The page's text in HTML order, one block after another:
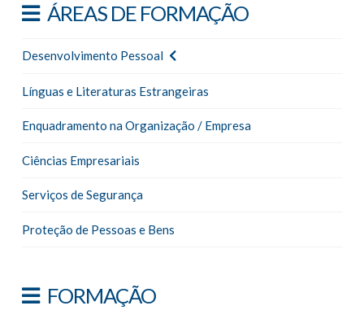
ÁREAS DE FORMAÇÃO
Desenvolvimento Pessoal
Línguas e Literaturas Estrangeiras
Enquadramento na Organização / Empresa
Ciências Empresariais
Serviços de Segurança
Proteção de Pessoas e Bens
FORMAÇÃO